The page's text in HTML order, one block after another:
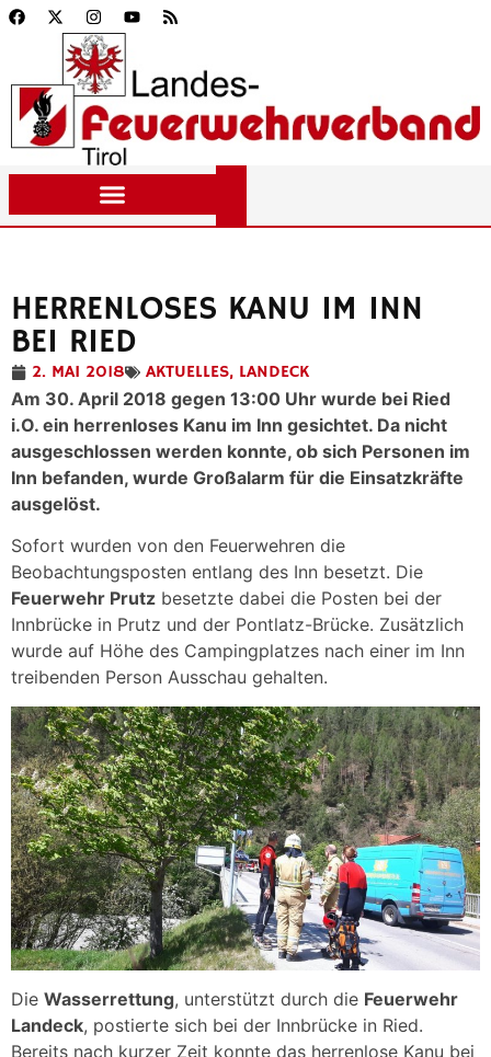
HERRENLOSES KANU IM INN
BEI RIED
2. MAI 2018 AKTUELLES, LANDECK
Am 30. April 2018 gegen 13:00 Uhr wurde bei Ried
i.O. ein herrenloses Kanu im Inn gesichtet. Da nicht
ausgeschlossen werden konnte, ob sich Personen im
Inn befanden, wurde Großalarm für die Einsatzkräfte
ausgelöst.
Sofort wurden von den Feuerwehren die
Beobachtungsposten entlang des Inn besetzt. Die
Feuerwehr Prutz besetzte dabei die Posten bei der
Innbrücke in Prutz und der Pontlatz-Brücke. Zusätzlich
wurde auf Höhe des Campingplatzes nach einer im Inn
treibenden Person Ausschau gehalten.
Die Wasserrettung, unterstützt durch die Feuerwehr
Landeck, postierte sich bei der Innbrücke in Ried.
Bereits nach kurzer Zeit konnte das herrenlose Kanu bei